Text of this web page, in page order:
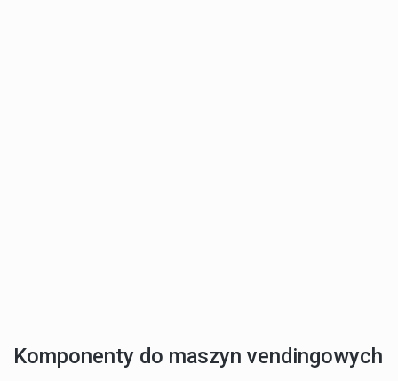
Komponenty do maszyn vendingowych